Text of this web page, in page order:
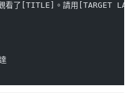
看了[TITLE]。請用[TARGET